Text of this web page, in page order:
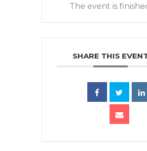
The event is
SHARE THIS